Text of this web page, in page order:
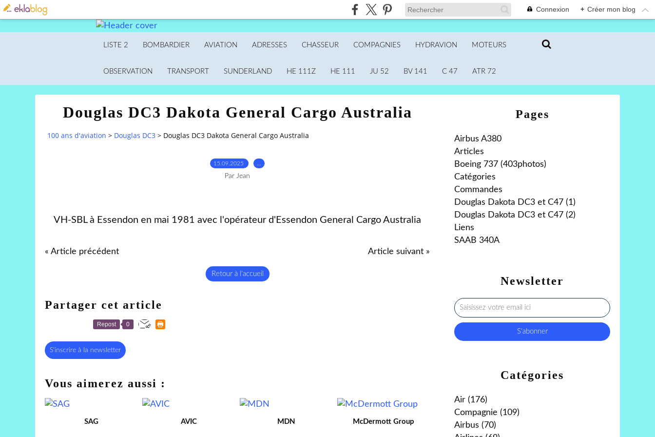
Connexion + Créer mon blog
LISTE 2 BOMBARDIER AVIATION ADRESSES CHASSEUR COMPAGNIES HYDRAVION MOTEURS
OBSERVATION TRANSPORT SUNDERLAND HE 111Z HE 111 JU 52 BV 141 C 47 ATR 72
Douglas DC3 Dakota General Cargo Australia
100 ans d'aviation > Douglas DC3 > Douglas DC3 Dakota General Cargo Australia
15.09.2025
Par Jean
VH-SBL à Essendon en mai 1981 avec l'opérateur d'Essendon General Cargo Australia
« Article précédent Article suivant »
Retour à l'accueil
Partager cet article
Repost 0
S'inscrire à la newsletter
Vous aimerez aussi :
SAG AVIC MDN McDermott Group
Newsletter
Catégories
Air (176)
Compagnie (109)
Airbus (70)
Pages
Airbus A380
Articles
Boeing 737 (403photos)
Catégories
Commandes
Douglas Dakota DC3 et C47 (1)
Douglas Dakota DC3 et C47 (2)
Liens
SAAB 340A